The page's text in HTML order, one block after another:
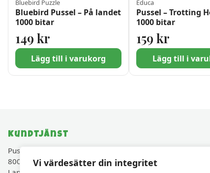
Vi värdesätter din integritet
Bluebird Puzzle
Bluebird Pussel – På landet
1000 bitar
149 kr
Lägg till i varukorg
Educa
Pussel – Trotting
1000 bitar
159kr
Lägg till i
Kundtjänst
Pusselavenyn.se drivs av Cadjam AB (Org.nr 559427-
8003)